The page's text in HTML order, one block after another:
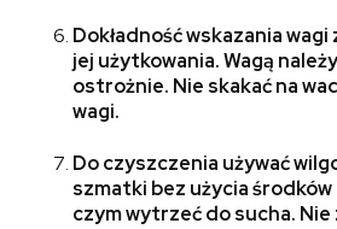
Dokładność wskazania
jej użytkowania. Wagą
ostrożnie. Nie skakać na
wagi.
Do czyszczenia używać
szmatki bez użycia
czym wytrzeć do sucha. Nie